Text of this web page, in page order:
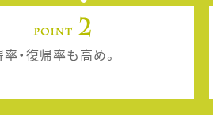
・復帰率も高め。